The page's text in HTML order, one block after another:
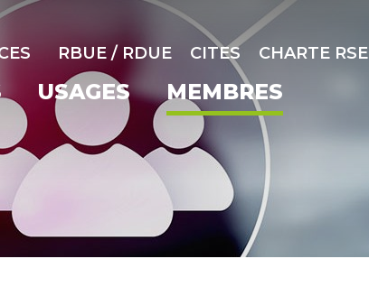
RBUE / RDUE CITES CHARTE RSE
USAGES MEMBRES